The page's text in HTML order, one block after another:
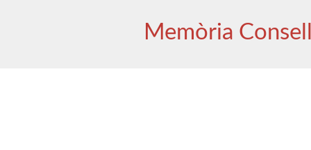
Memòria